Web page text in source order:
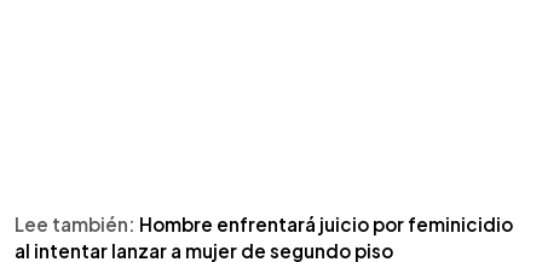
Lee también: Hombre enfrentará juicio por feminicidio
al intentar lanzar a mujer de segundo piso